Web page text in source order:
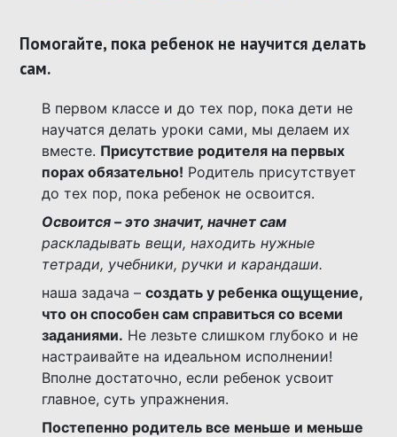
Помогайте, пока ребенок не научится делать
сам.
В первом классе и до тех пор, пока дети не
научатся делать уроки сами, мы делаем их
вместе. Присутствие родителя на первых
порах обязательно! Родитель присутствует
до тех пор, пока ребенок не освоится.
Освоится – это значит, начнет сам
раскладывать вещи, находить нужные
тетради, учебники, ручки и карандаши.
наша задача –создать у ребенка ощущение,
что он способен сам справиться со всеми
заданиями. Не лезьте слишком глубоко и не
настраивайте на идеальном исполнении!
Вполне достаточно, если ребенок усвоит
главное, суть упражнения.
Постепенно родитель все меньше и меньше